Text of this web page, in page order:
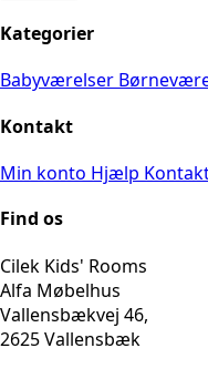
Kategorier
Babyværelser
Kontakt
Min konto Hjælp
Find os
Cilek Kids' Rooms
Alfa Møbelhus
Vallensbækvej 46,
2625 Vallensbæk